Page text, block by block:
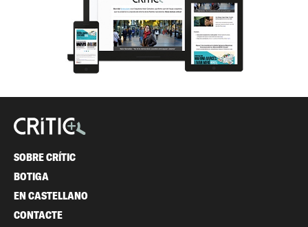
SOBRE CRÍTIC
BOTIGA
EN CASTELLANO
CONTACTE